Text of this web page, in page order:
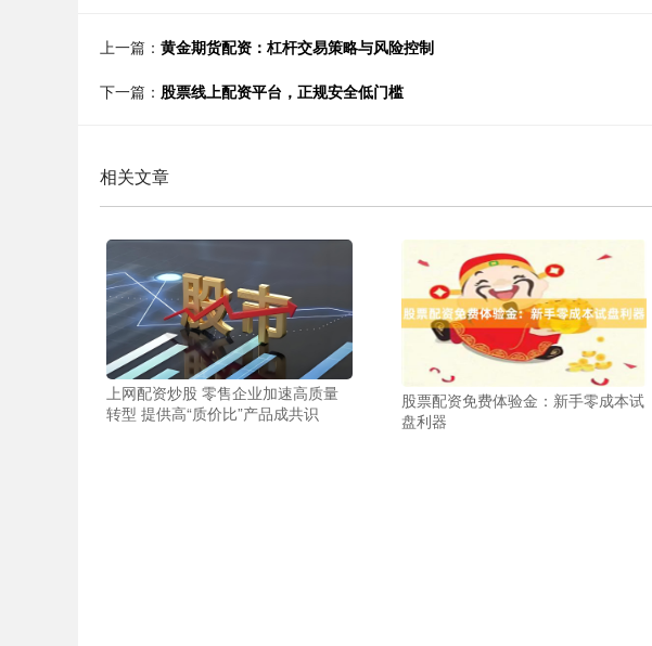
上一篇： 黄金期货配资：杠杆交易策略与风险控制
下一篇： 股票线上配资平台，正规安全低门槛
相关文章
上网配资炒股 零售企业加速高质量
转型 提供高“质价比”产品成共识
股票配资免费体验金：新手零成本试
盘利器